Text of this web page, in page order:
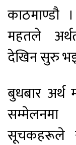
काठमाण्डौ
महतले
देखिन सुरु
बुधबार अर्थ
सूचकहरूले